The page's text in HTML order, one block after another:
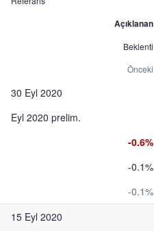
Açıklanan
Beklenti
Önceki
30 Eyl 2020
Eyl 2020 prelim.
-0.6%
-0.1%
-0.1%
15 Eyl 2020